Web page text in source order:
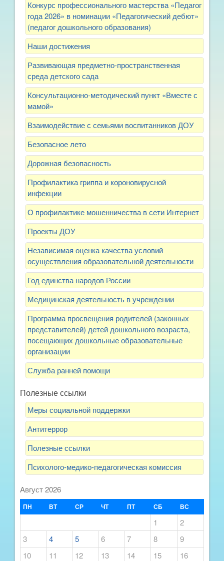
Конкурс профессионального мастерства «Педагог
года 2026» в номинации «Педагогический дебют»
(педагог дошкольного образования)
Наши достижения
Развивающая предметно-пространственная
среда детского сада
Консультационно-методический пункт «Вместе с
мамой»
Взаимодействие с семьями воспитанников ДОУ
Безопасное лето
Дорожная безопасность
Профилактика гриппа и короновирусной
инфекции
О профилактике мошенничества в сети Интернет
Проекты ДОУ
Независимая оценка качества условий
осуществления образовательной деятельности
Год единства народов России
Медицинская деятельность в учреждении
Программа просвещения родителей (законных
представителей) детей дошкольного возраста,
посещающих дошкольные образовательные
организации
Служба ранней помощи
Полезные ссылки
Меры социальной поддержки
Антитеррор
Полезные ссылки
Психолого-медико-педагогическая комиссия
Август 2026
ПН ВТ СР ЧТ ПТ СБ ВС
1
2
3
4 5 6 7 8
9
10
11 12 13 14 15
16